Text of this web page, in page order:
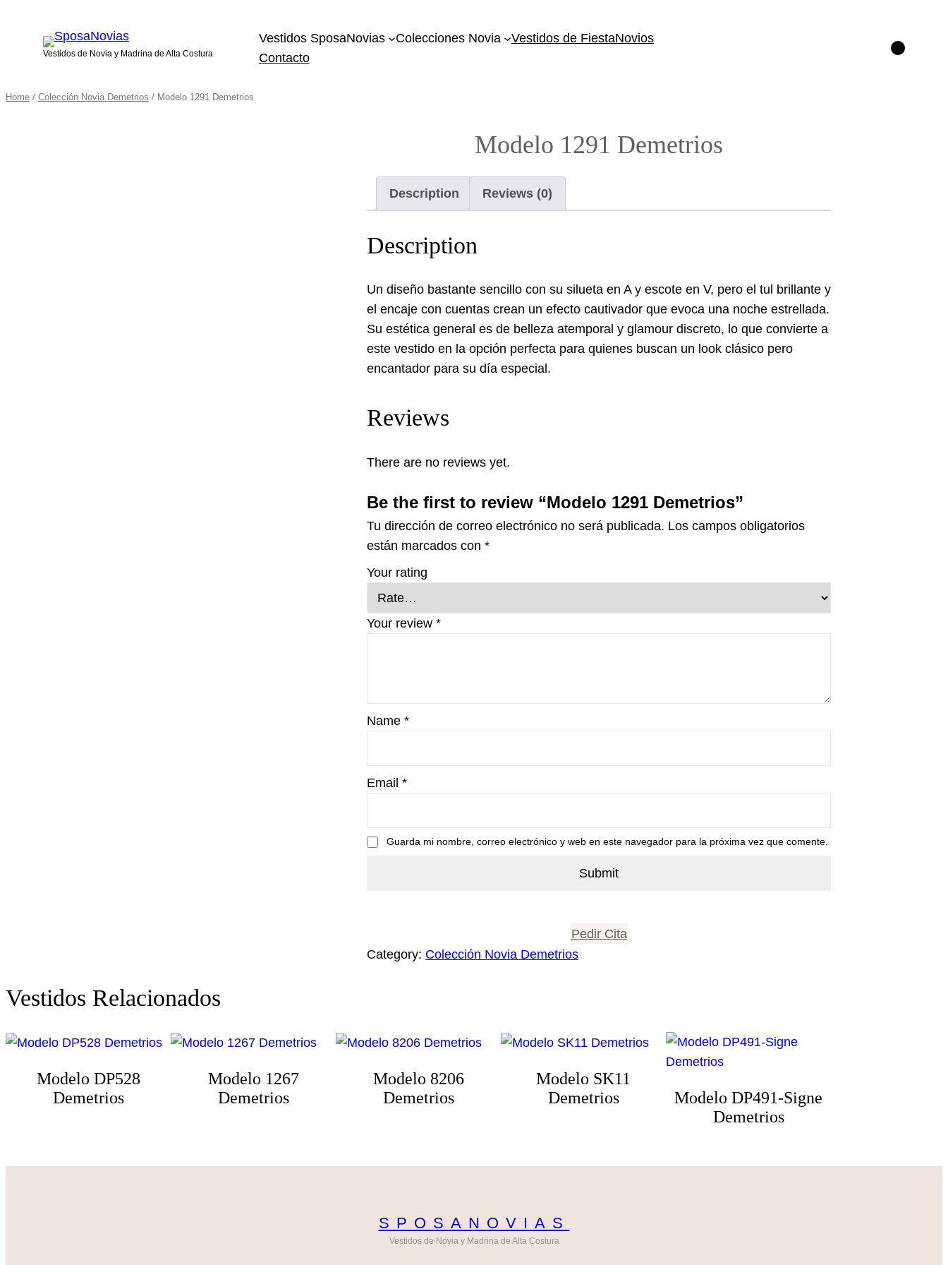
Vestidos de Novia y Madrina de Alta Costura
Vestidos SposaNovias Colecciones Novia Vestidos de FiestaNovios
Contacto
Instagram
Home / Colección Novia Demetrios / Modelo 1291 Demetrios
Modelo 1291 Demetrios
Description Reviews (0)
Description
Un diseño bastante sencillo con su silueta en A y escote en V, pero el tul brillante y
el encaje con cuentas crean un efecto cautivador que evoca una noche estrellada.
Su estética general es de belleza atemporal y glamour discreto, lo que convierte a
este vestido en la opción perfecta para quienes buscan un look clásico pero
encantador para su día especial.
Reviews
There are no reviews yet.
Be the first to review “Modelo 1291 Demetrios”
Tu dirección de correo electrónico no será publicada. Los campos obligatorios
están marcados con *
Your rating
Your review *
Name *
Email *
Guarda mi nombre, correo electrónico y web en este navegador para la próxima vez que comente.
Pedir Cita
Category: Colección Novia Demetrios
Vestidos Relacionados
Modelo DP528
Demetrios
Modelo 1267
Demetrios
Modelo 8206
Demetrios
Modelo SK11
Demetrios
Modelo DP491-Signe
Demetrios
SPOSANOVIAS
Vestidos de Novia y Madrina de Alta Costura